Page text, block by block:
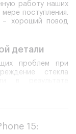
работу наших
поступления.
хороший повод
детали
проблем при
стекла
модуль
– трещины,
заменить стекло
обращение, по
15: